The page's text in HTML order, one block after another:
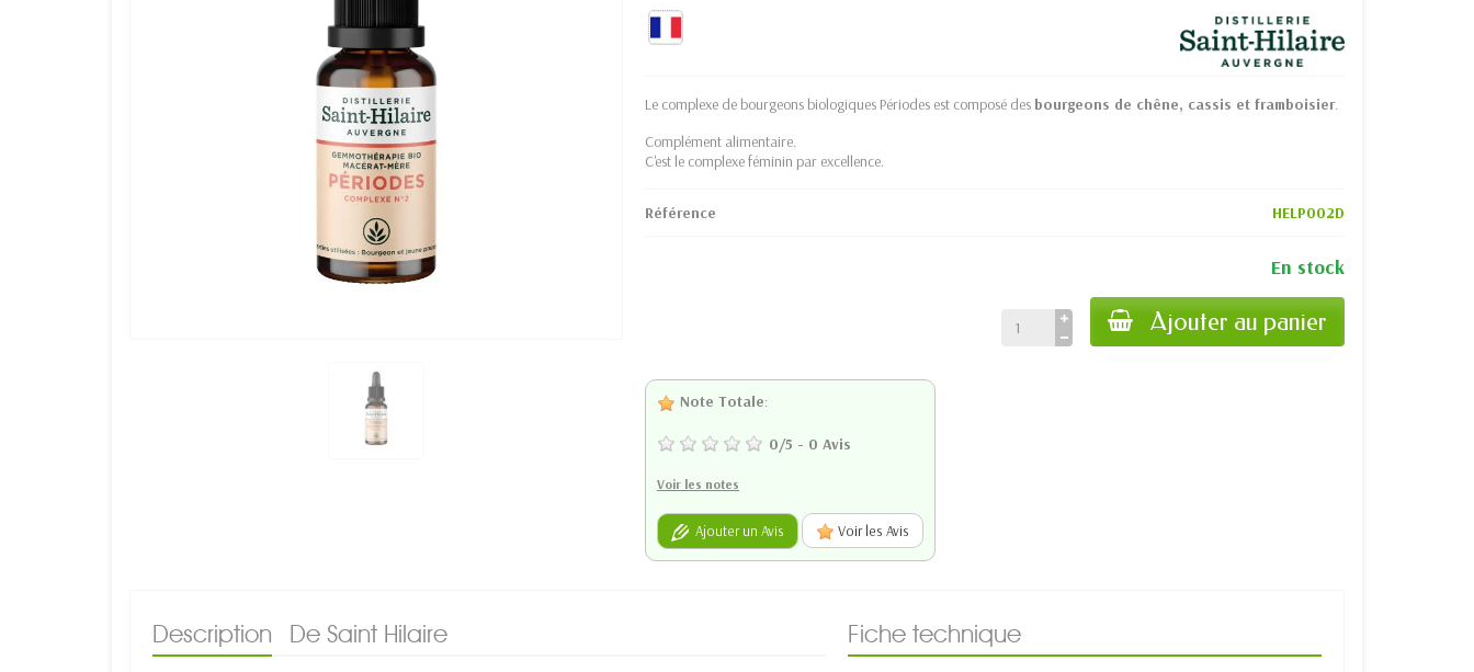
Le complexe de bourgeons biologiques Périodes est composé des bourgeons de chêne, cassis et framboisier.
Complément alimentaire.
C'est le complexe féminin par excellence.
Référence HELP002D
En stock
Ajouter au panier
Note Totale:
0/5 - 0 Avis
Voir les notes
Ajouter un Avis Voir les Avis
Description De Saint Hilaire Fiche technique